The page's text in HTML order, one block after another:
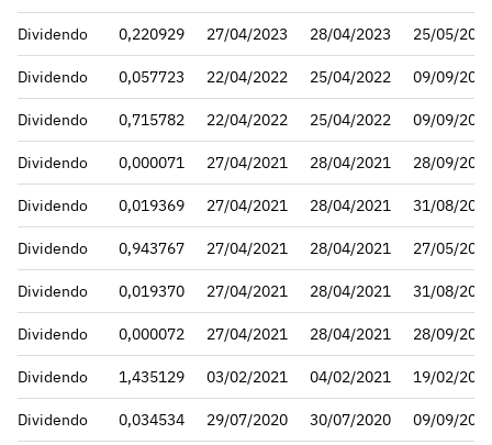
Dividendo 0,220929 27/04/2023 28/04/2023 25/05/
Dividendo 0,057723 22/04/2022 25/04/2022 09/09/
Dividendo 0,715782 22/04/2022 25/04/2022 09/09/
Dividendo 0,000071 27/04/2021 28/04/2021 28/09/
Dividendo 0,019369 27/04/2021 28/04/2021 31/08/
Dividendo 0,943767 27/04/2021 28/04/2021 27/05/
Dividendo 0,019370 27/04/2021 28/04/2021 31/08/
Dividendo 0,000072 27/04/2021 28/04/2021 28/09/
Dividendo 1,435129 03/02/2021 04/02/2021 19/02/
Dividendo 0,034534 29/07/2020 30/07/2020 09/09/